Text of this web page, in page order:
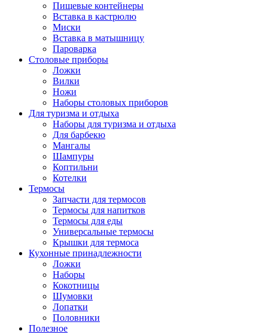
Пищевые контейнеры
Вставка в кастрюлю
Миски
Вставка в матышницу
Пароварка
Столовые приборы
Ложки
Вилки
Ножи
Наборы столовых приборов
Для туризма и отдыха
Наборы для туризма и отдыха
Для барбекю
Мангалы
Шампуры
Коптильни
Котелки
Термосы
Запчасти для термосов
Термосы для напитков
Термосы для еды
Универсальные термосы
Крышки для термоса
Кухонные принадлежности
Ложки
Наборы
Кокотницы
Шумовки
Лопатки
Половники
Полезное